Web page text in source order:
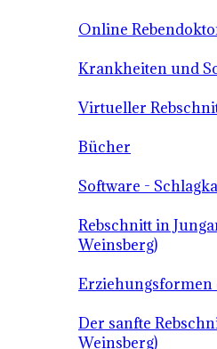
Online
Krankheiten und
Virtueller
Bücher
Software -
Rebschnitt in
Weinsberg)
Erziehungsformen
Der sanfte
Weinsberg)